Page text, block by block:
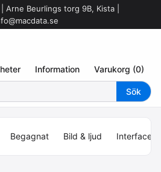
Arne Beurlings torg 9B, Kista |
Information Varukorg (0)
Begagnat Bild & ljud Interface